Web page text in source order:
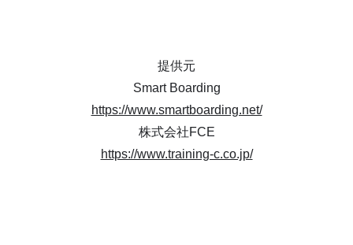
提供元
Smart Boarding
https://www.smartboarding.net/
株式会社FCE
https://www.training-c.co.jp/